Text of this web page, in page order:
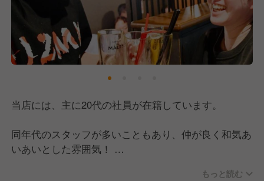
当店には、主に20代の社員が在籍しています。
同年代のスタッフが多いこともあり、仲が良く和気あ
いあいとした雰囲気！
もっと読む